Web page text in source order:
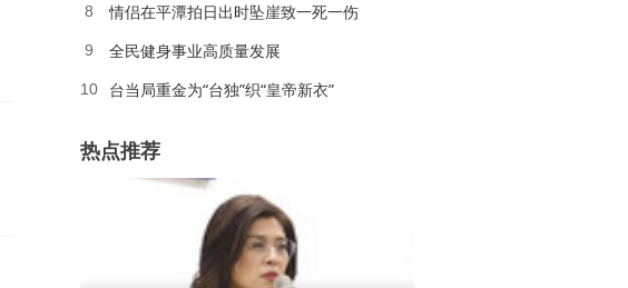
8 情侣在平潭拍日出时坠崖致一死一伤
9 全民健身事业高质量发展
10 台当局重金为“台独”织“皇帝新衣”
热点推荐